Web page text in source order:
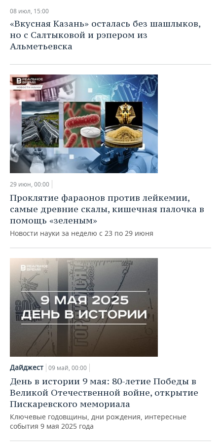
08 июл, 15:00
«Вкусная Казань» осталась без шашлыков,
но с Салтыковой и рэпером из
Альметьевска
29 июн, 00:00
Проклятие фараонов против лейкемии,
самые древние скалы, кишечная палочка в
помощь «зеленым»
Новости науки за неделю с 23 по 29 июня
Дайджест 09 май, 00:00
День в истории 9 мая: 80-летие Победы в
Великой Отечественной войне, открытие
Пискаревского мемориала
Ключевые годовщины, дни рождения, интересные
события 9 мая 2025 года